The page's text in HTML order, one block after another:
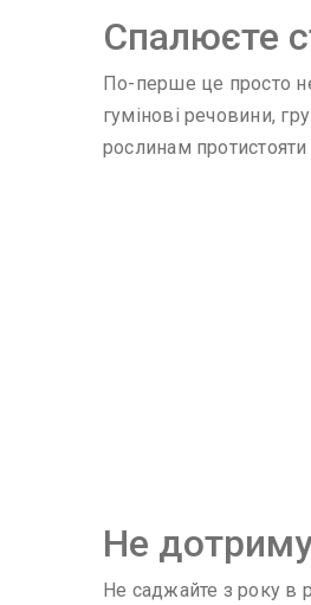
Спалюєте
По-перше це просто
гумінові речовини,
рослинам
Не
Не саджайте з року в